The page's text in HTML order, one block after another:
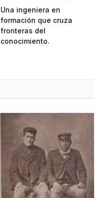
Una ingeniera en
formación que cruza
fronteras del
conocimiento.